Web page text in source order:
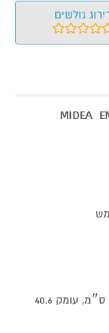
גולשים
מידות המוצר – רוחב 48.6 ס״מ, גובה 29.1 ס״מ, עומק 40.6